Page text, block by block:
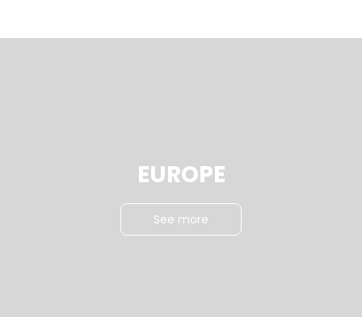
EUROPE
See more